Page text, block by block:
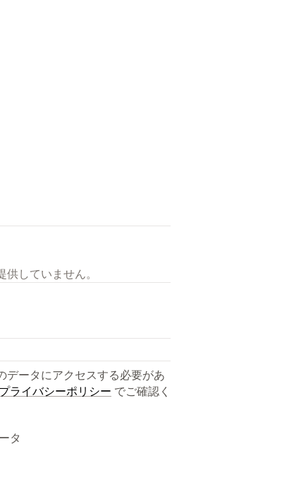
していません。
データにアクセスする必要があ
プライバシーポリシー でご確認く
タ